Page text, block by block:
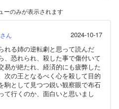
ーのみが表示されます
さん
2024-10-17
れる姉の逆転劇と思って読んだ
、恐れられ、殺した事で傷付いて
易が絶たれ、経済的にも疲弊した
次の王となるべく心を殺して目的
駒として見つつ鋭い観察眼で布石
て行くのか、面白いと思いまし